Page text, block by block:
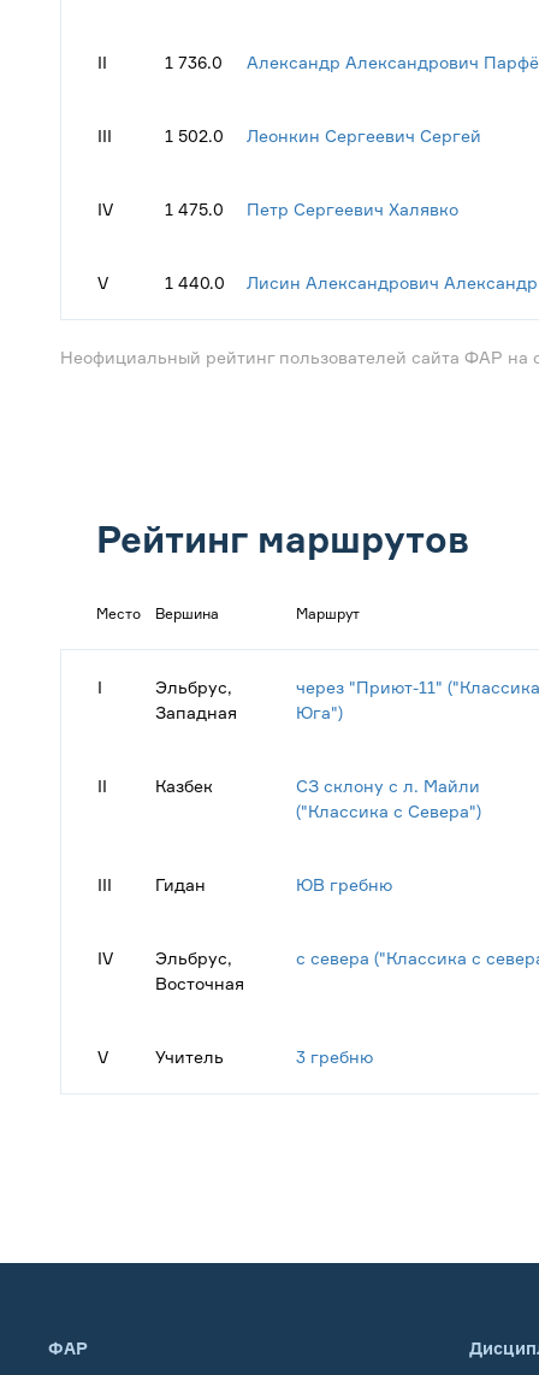
II 1 736.0 Александр Александрович
III 1 502.0 Леонкин Сергеевич Сергей
IV 1 475.0 Петр Сергеевич Халявко
V 1 440.0 Лисин Александрович Александр
Неофициальный рейтинг пользователей сайта ФАР
Рейтинг маршрутов
Место Вершина Маршрут
I
Эльбрус,
Западная
через "Приют-11"
Юга")
II Казбек
СЗ склону с л. Майли
("Классика с Севера")
III Гидан ЮВ гребню
IV
Эльбрус,
Восточная
с севера ("Классика с
V Учитель 3 гребню
ФАР